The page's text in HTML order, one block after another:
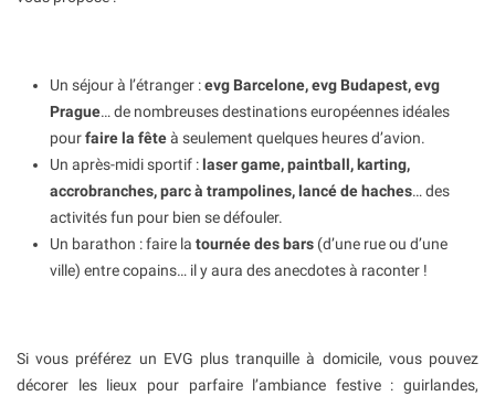
Un séjour à l’étranger :evg Barcelone, evg Budapest, evg
Prague… de nombreuses destinations européennes idéales
pourfaire la fêteà seulement quelques heures d’avion.
Un après-midi sportif : laser game, paintball, karting,
accrobranches, parc à trampolines, lancé de haches… des
activités fun pour bien se défouler.
Un barathon : faire la tournée des bars (d’une rue ou d’une
ville) entre copains… il y aura des anecdotes à raconter !
Si vous préférez un EVG plus tranquille à domicile, vous pouvez
décorer les lieux pour parfaire l’ambiance festive : guirlandes,